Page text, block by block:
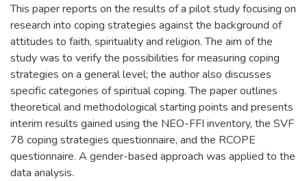
This paper reports on the results of a pilot study focusing on
research into coping strategies against the background of
attitudes to faith, spirituality and religion. The aim of the
study was to verify the possibilities for measuring coping
strategies on a general level; the author also discusses
specific categories of spiritual coping. The paper outlines
theoretical and methodological starting points and presents
interim results gained using the NEO-FFI inventory, the SVF
78 coping strategies questionnaire, and the RCOPE
questionnaire. A gender-based approach was applied to the
data analysis.